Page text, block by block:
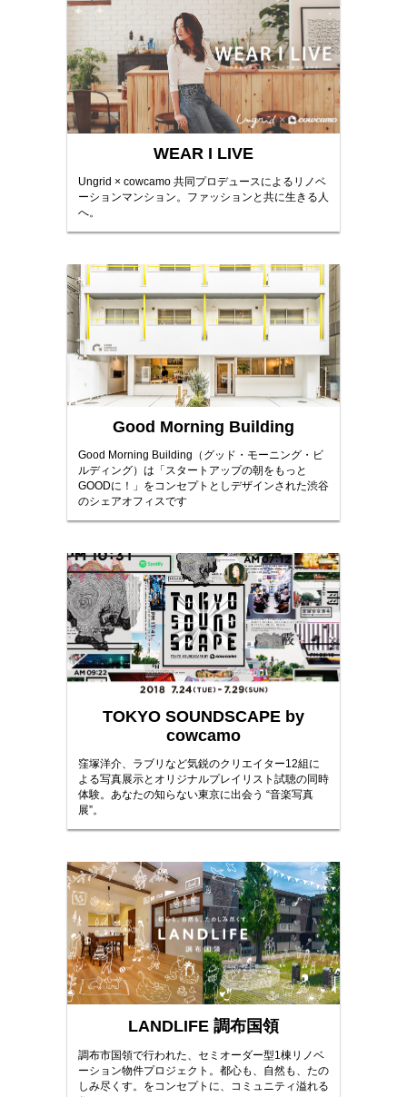
WEAR I LIVE
Ungrid × cowcamo 共同プロデュースによるリノベ
ーションマンション。ファッションと共に生きる人
へ。
Good Morning Building
Good Morning Building（グッド・モーニング・ビ
ルディング）は「スタートアップの朝をもっと
GOODに！」をコンセプトとしデザインされた渋谷
のシェアオフィスです
TOKYO SOUNDSCAPE by
cowcamo
窪塚洋介、ラブリなど気鋭のクリエイター12組に
よる写真展示とオリジナルプレイリスト試聴の同時
体験。あなたの知らない東京に出会う “音楽写真
展”。
LANDLIFE 調布国領
調布市国領で行われた、セミオーダー型1棟リノベ
ーション物件プロジェクト。都心も、自然も、たの
しみ尽くす。をコンセプトに、コミュニティ溢れる